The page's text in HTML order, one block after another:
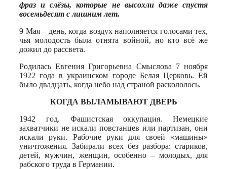
фраз и слёзы, которые не высохли даже спустя
восемьдесят с лишним лет.
9 Мая – день, когда воздух наполняется голосами тех,
чья молодость была отнята войной, но кто всё же
дожил до рассвета.
Родилась Евгения Григорьевна Смыслова 7 ноября
1922 года в украинском городе Белая Церковь. Ей
было двадцать, когда небо над страной раскололось.
КОГДА ВЫЛАМЫВАЮТ ДВЕРЬ
1942 год. Фашистская оккупация. Немецкие
захватчики не искали повстанцев или партизан, они
искали руки. Рабочие руки для своей «машины»
уничтожения. Забирали всех без разбора: стариков,
детей, мужчин, женщин, особенно – молодых, для
рабского труда в Германии.